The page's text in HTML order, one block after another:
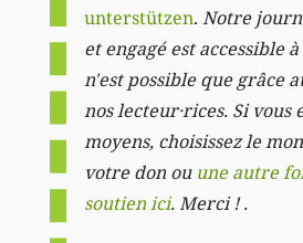
unterstützen. Notre
et engagé est accessible à
n'est possible que grâce
nos lecteur·rices. Si vous
moyens, choisissez le
votre don ou une autre
soutien ici. Merci ! .